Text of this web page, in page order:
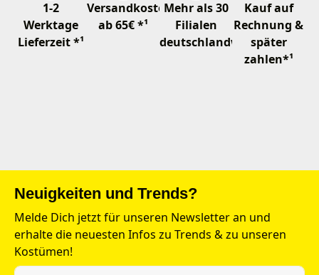
1-2
Werktage
Lieferzeit *¹
Versandkostenfrei
ab 65€ *¹
Mehr als 30
Filialen
deutschlandweit
Kauf auf
Rechnung &
später
zahlen*¹
Neuigkeiten und Trends?
Melde Dich jetzt für unseren Newsletter an und
erhalte die neuesten Infos zu Trends & zu unseren
Kostümen!